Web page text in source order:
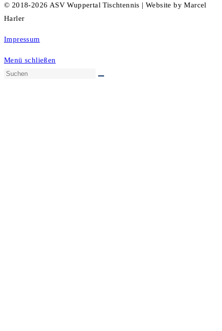
© 2018-2026 ASV Wuppertal Tischtennis | Website by Marcel
Harler
Impressum
Menü schließen